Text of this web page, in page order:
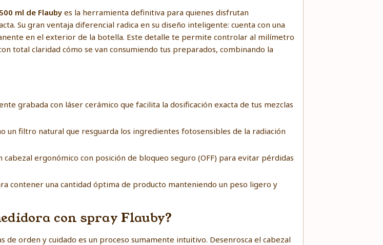
ml de Flauby es la herramienta definitiva para quienes disfrutan
Su gran ventaja diferencial radica en su diseño inteligente: cuenta con una
en el exterior de la botella. Este detalle te permite controlar al milímetro
total claridad cómo se van consumiendo tus preparados, combinando la
grabada con láser cerámico que facilita la dosificación exacta de tus mezclas
un filtro natural que resguarda los ingredientes fotosensibles de la radiación
cabezal ergonómico con posición de bloqueo seguro (OFF) para evitar pérdidas
contener una cantidad óptima de producto manteniendo un peso ligero y
con spray Flauby?
orden y cuidado es un proceso sumamente intuitivo. Desenrosca el cabezal